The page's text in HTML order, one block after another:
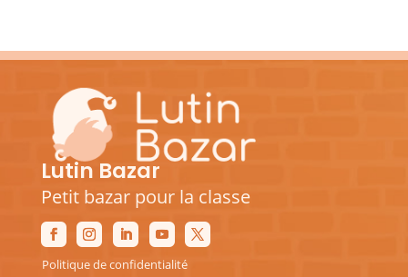
Lutin Bazar
Petit bazar pour la classe
Politique de confidentialité